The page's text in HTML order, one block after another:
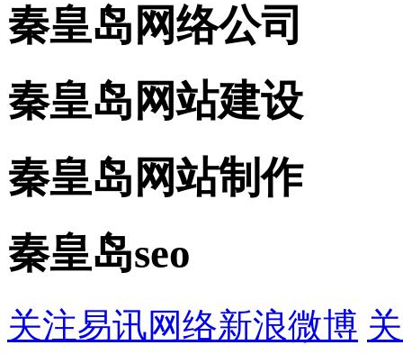
秦皇岛网络公司
秦皇岛网站建设
秦皇岛网站制作
秦皇岛seo
关注易讯网络新浪微博